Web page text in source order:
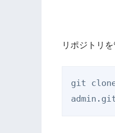
リポジトリ
git clone